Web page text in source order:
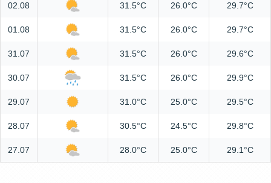
02.08 31.5°C 26.0°C 29.7°C
01.08 31.5°C 26.0°C 29.7°C
31.07 31.5°C 26.0°C 29.6°C
30.07 31.5°C 26.0°C 29.9°C
29.07 31.0°C 25.0°C 29.5°C
28.07 30.5°C 24.5°C 29.8°C
27.07 28.0°C 25.0°C 29.1°C